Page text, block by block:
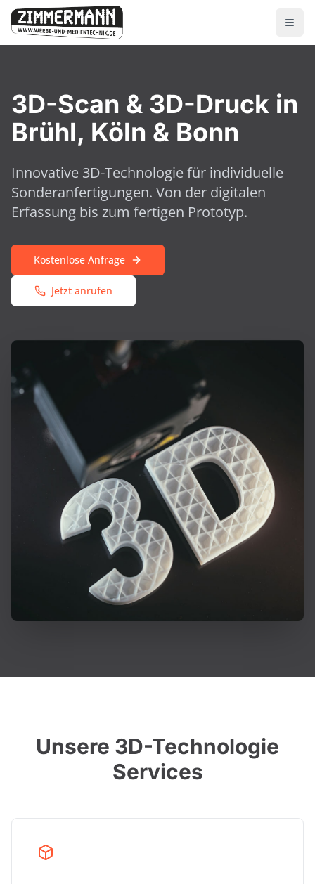
3D-Scan & 3D-Druck in
Brühl, Köln & Bonn
Innovative 3D-Technologie für individuelle
Sonderanfertigungen. Von der digitalen
Erfassung bis zum fertigen Prototyp.
Kostenlose Anfrage
Jetzt anrufen
Unsere 3D-Technologie
Services